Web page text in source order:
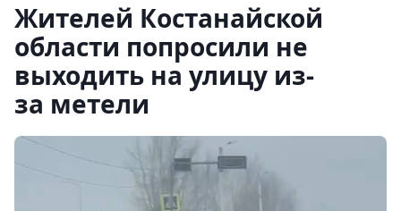
Жителей Костанайской
области попросили не
выходить на улицу из-
за метели